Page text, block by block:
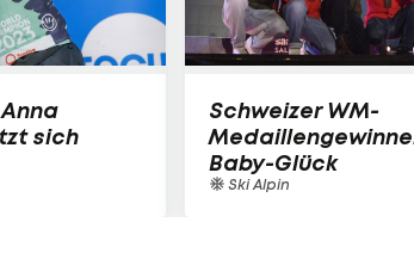
sich
Schweizer WM-
Baby-Glück
Ski Alpin